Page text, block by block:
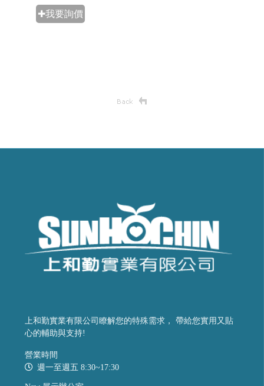
✚我要詢價
上和勤實業有限公司瞭解您的特殊需求， 帶給您實用又貼
心的輔助與支持!
營業時間
週一至週五 8:30~17:30